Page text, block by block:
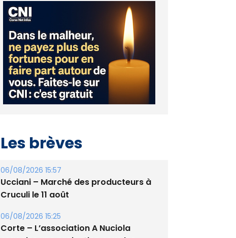
Les brèves
06/08/2026 15:57
Ucciani – Marché des producteurs à
Cruculi le 11 août
06/08/2026 15:25
Corte – L’association A Nuciola